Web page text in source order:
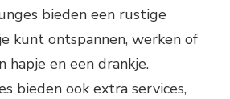
bieden een rustige
kunt ontspannen, werken of
hapje en een drankje.
bieden ook extra services,